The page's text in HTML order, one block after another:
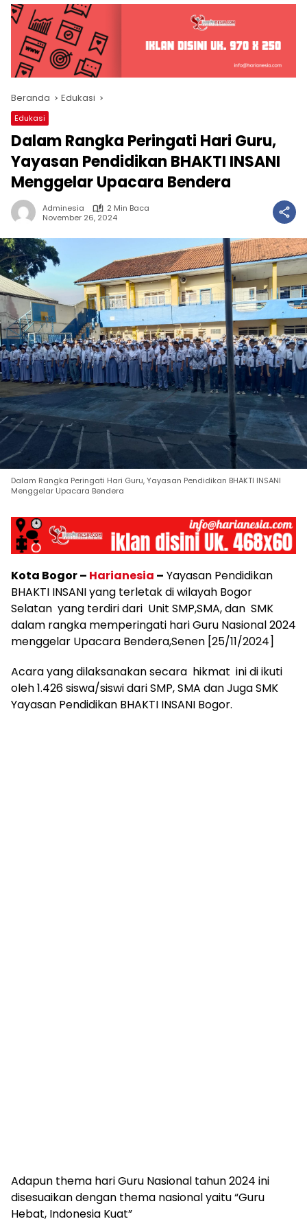
Beranda Edukasi
Edukasi
Dalam Rangka Peringati Hari Guru,
Yayasan Pendidikan BHAKTI INSANI
Menggelar Upacara Bendera
Adminesia
2 Min Baca
November 26, 2024
Dalam Rangka Peringati Hari Guru, Yayasan Pendidikan BHAKTI INSANI
Menggelar Upacara Bendera
Kota Bogor – Harianesia – Yayasan Pendidikan
BHAKTI INSANI yang terletak di wilayah Bogor
Selatan yang terdiri dari Unit SMP,SMA, dan SMK
dalam rangka memperingati hari Guru Nasional 2024
menggelar Upacara Bendera,Senen [25/11/2024]
Acara yang dilaksanakan secara hikmat ini di ikuti
oleh 1.426 siswa/siswi dari SMP, SMA dan Juga SMK
Yayasan Pendidikan BHAKTI INSANI Bogor.
Adapun thema hari Guru Nasional tahun 2024 ini
disesuaikan dengan thema nasional yaitu “Guru
Hebat, Indonesia Kuat”